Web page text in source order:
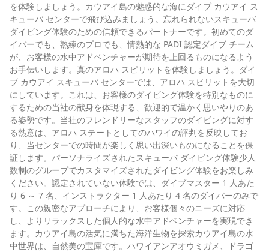
を体験しましょう。カウアイ島の魅惑的な海にダイブ カウアイ ス
キューバ センターで飛び込みましょう。忘れられないスキューバ
ダイビング体験のための信頼できるパートナーです。初めてのダ
イバーでも、熟練のプロでも、情熱的な PADI 認定ダイブ チーム
が、お客様の水中アドベンチャーが期待を上回るものになるよう
お手伝いします。真のアロハ スピリットを体験しましょう。ダイ
ブ カウアイ スキューバ センターでは、アロハ スピリットを大切
にしています。これは、お客様のダイビング体験を特別なものに
するための当社の献身を体現する、歓迎的で温かく思いやりのあ
る姿勢です。当社のフレンドリーなスタッフのダイビングに対す
る熱意は、アロハ ステートとしてのハワイの評判を反映してお
り、当センターでの時間が楽しく思い出深いものになることを保
証します。パーソナライズされたスキューバ ダイビング体験少人
数制のグループでカスタマイズされたダイビング体験をお楽しみ
ください。認定されていない体験では、ダイブマスター 1 人あた
り 6 ～ 7 名、インストラクター 1 人あたり 4 名のダイバーのみで
す。この親密なアプローチにより、お客様個々のニーズに対応
し、よりリラックスした個人的な水中アドベンチャーを実現でき
ます。カウアイ島の活気に満ちた海洋生物を探索カウアイ島の水
中世界は、自然美の宝庫です。ハワイアンアオウミガメ、ドラゴ